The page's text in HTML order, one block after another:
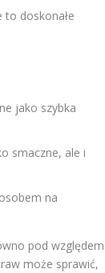
to doskonałe
jako szybka
smaczne, ale i
na
pod względem
może sprawić,